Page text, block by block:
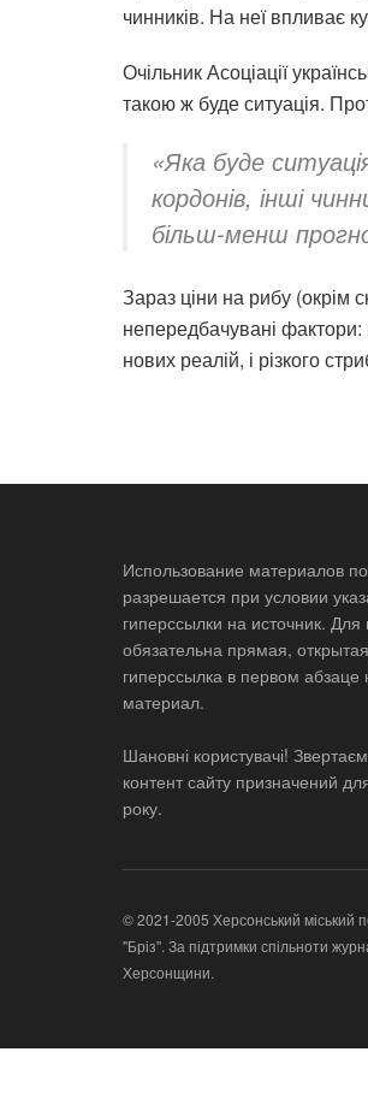
чинників. На неї впливає
Очільник Асоціації
такою ж буде ситуація.
«Яка буде
кордонів, інші
більш-менш
Зараз ціни на рибу (окрім
непередбачувані фактори:
нових реалій, і різкого
Использование материалов
разрешается при условии
гиперссылки на источник.
обязательна прямая,
гиперссылка в первом абзаце
материал.
Шановні користувачі!
контент сайту призначений
року.
© 2021-2005 Херсонський міський
"Бріз". За підтримки спільноти
Херсонщини.